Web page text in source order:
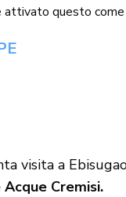
attivato questo
visita a
Cremisi.